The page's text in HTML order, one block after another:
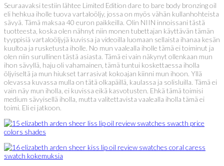
Seuraavaksi testiin lähtee Limited Edition dare to bare body bronzing oil
eli hehkua iholle tuova vartaloöljy, jossa on myös vähän kullanhohteista
sävyä. Tämä maksaa 40 euron paikkeilla. Olin NIIN innoissani tästä
tuotteesta, koska olen nähnyt niin monen tubettajan käyttävän tämän
tyyppisiä vartaloöljyjä kuvissa ja videoilla luomaan sellaista ihanaa kesän
kuultoa ja rusketusta iholle. No mun vaalealla iholle tämä ei toiminut ja
olen niin surullinen tästä asiasta. Tämä ei vain näkynyt ollenkaan mun
ihon sävyllä, haju oli vahamainen, tämä tuntui koskettaessa iholla
öljyiseltä ja mun hiukset tarrasivat kokoajan kiinni mun ihoon. Yllä
olevassa kuvassa mulla on tätä olkapäillä, kaulassa ja solisluilla. Tämä ei
vain näy mun iholla, ei kuvissa eikä kasvotusten. Ehkä tämä toimisi
medium sävyisellä iholla, mutta valitettavista vaalealla iholla tämä ei
toimi. Eli ei jatkoon.